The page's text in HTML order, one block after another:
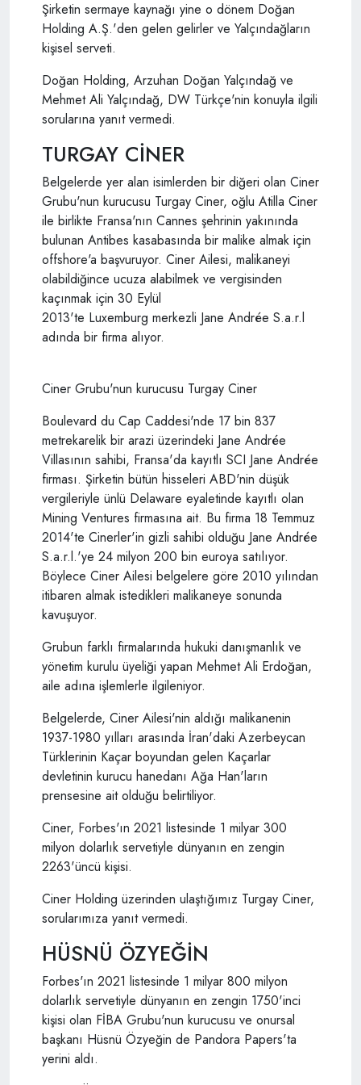
Şirketin sermaye kaynağı yine o dönem Doğan
Holding A.Ş.'den gelen gelirler ve Yalçındağların
kişisel serveti.
Doğan Holding, Arzuhan Doğan Yalçındağ ve
Mehmet Ali Yalçındağ, DW Türkçe'nin konuyla ilgili
sorularına yanıt vermedi.
TURGAY CİNER
Belgelerde yer alan isimlerden bir diğeri olan Ciner
Grubu'nun kurucusu Turgay Ciner, oğlu Atilla Ciner
ile birlikte Fransa'nın Cannes şehrinin yakınında
bulunan Antibes kasabasında bir malike almak için
offshore'a başvuruyor. Ciner Ailesi, malikaneyi
olabildiğince ucuza alabilmek ve vergisinden
kaçınmak için 30 Eylül
2013'te Luxemburg merkezli Jane Andrée S.a.r.l
adında bir firma alıyor.
Ciner Grubu'nun kurucusu Turgay Ciner
Boulevard du Cap Caddesi'nde 17 bin 837
metrekarelik bir arazi üzerindeki Jane Andrée
Villasının sahibi, Fransa'da kayıtlı SCI Jane Andrée
firması. Şirketin bütün hisseleri ABD'nin düşük
vergileriyle ünlü Delaware eyaletinde kayıtlı olan
Mining Ventures firmasına ait. Bu firma 18 Temmuz
2014'te Cinerler'in gizli sahibi olduğu Jane Andrée
S.a.r.l.'ye 24 milyon 200 bin euroya satılıyor.
Böylece Ciner Ailesi belgelere göre 2010 yılından
itibaren almak istedikleri malikaneye sonunda
kavuşuyor.
Grubun farklı firmalarında hukuki danışmanlık ve
yönetim kurulu üyeliği yapan Mehmet Ali Erdoğan,
aile adına işlemlerle ilgileniyor.
Belgelerde, Ciner Ailesi'nin aldığı malikanenin
1937-1980 yılları arasında İran'daki Azerbeycan
Türklerinin Kaçar boyundan gelen Kaçarlar
devletinin kurucu hanedanı Ağa Han'ların
prensesine ait olduğu belirtiliyor.
Ciner, Forbes'ın 2021 listesinde 1 milyar 300
milyon dolarlık servetiyle dünyanın en zengin
2263'üncü kişisi.
Ciner Holding üzerinden ulaştığımız Turgay Ciner,
sorularımıza yanıt vermedi.
HÜSNÜ ÖZYEĞİN
Forbes'ın 2021 listesinde 1 milyar 800 milyon
dolarlık servetiyle dünyanın en zengin 1750'inci
kişisi olan FİBA Grubu'nun kurucusu ve onursal
başkanı Hüsnü Özyeğin de Pandora Papers'ta
yerini aldı.